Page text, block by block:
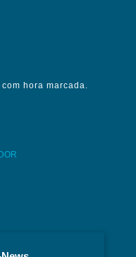
hora marcada.